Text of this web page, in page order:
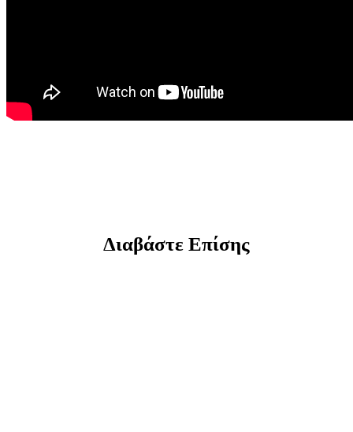
Διαβάστε Επίσης